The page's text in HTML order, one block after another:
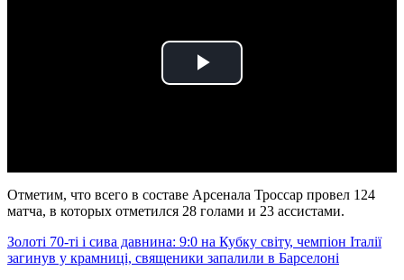
Play
Отметим, что всего в составе Арсенала Троссар провел 124
матча, в которых отметился 28 голами и 23 ассистами.
Золоті 70-ті і сива давнина: 9:0 на Кубку світу, чемпіон Італії
загинув у крамниці, священики запалили в Барселоні